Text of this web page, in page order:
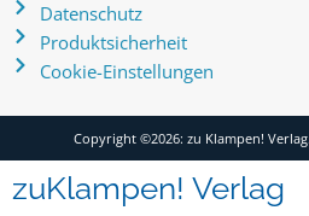
Datenschutz
Produktsicherheit
Cookie-Einstellungen
Copyright ©2026: zu Klampen!
zuKlampen! Verlag